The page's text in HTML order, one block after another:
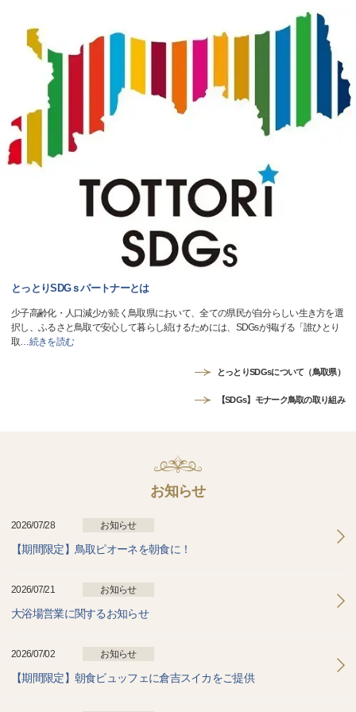
とっとりSDGｓパートナーとは
少子高齢化・人口減少が続く鳥取県において、全ての県民が自分らしい生き方を選
択し、ふるさと鳥取で安心して暮らし続けるためには、SDGsが掲げる「誰ひとり
取…続きを読む
とっとりSDGsについて（鳥取県）
【SDGs】モナーク鳥取の取り組み
お知らせ
2026/07/28 お知らせ
【期間限定】鳥取ピオーネを朝食に！
2026/07/21 お知らせ
大浴場営業に関するお知らせ
2026/07/02 お知らせ
【期間限定】朝食ビュッフェに倉吉スイカをご提供